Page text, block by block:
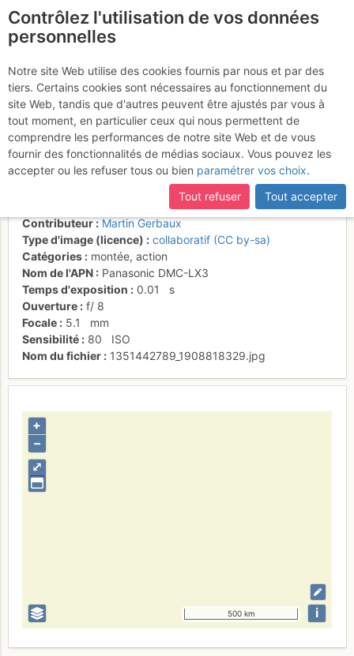
Grand rocher/gros
brouillard, quelque part
vers 1750m
28 oct. 2012 14:37
Contributeur
Martin Gerbaux
Type d'image (licence)
collaboratif (CC by-sa)
Catégories
montée, action
Nom de l'APN
Panasonic DMC-LX3
Temps d'exposition
0.01
s
Ouverture
f/ 8
Focale
5.1
mm
Sensibilité
80
ISO
Nom du fichier
1351442789_1908818329.jpg
⤢
+
–
500 km i
Contrôlez l'utilisation de vos données
personnelles
Notre site Web utilise des cookies fournis par nous et par des
tiers. Certains cookies sont nécessaires au fonctionnement du
site Web, tandis que d'autres peuvent être ajustés par vous à
tout moment, en particulier ceux qui nous permettent de
comprendre les performances de notre site Web et de vous
fournir des fonctionnalités de médias sociaux. Vous pouvez les
accepter ou les refuser tous ou bien paramétrer vos choix.
Tout refuser
Tout accepter